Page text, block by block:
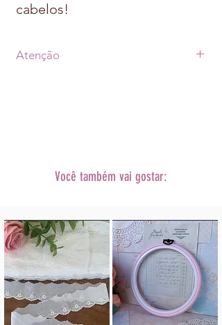
cabelos!
Atenção
de tonalidade conforme cada monitor.
Você também vai gostar: